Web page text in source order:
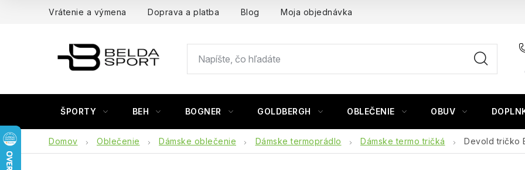
Vrátenie a výmena Doprava a platba Blog Moja objednávka
ŠPORTY BEH BOGNER GOLDBERGH OBLEČENIE OBUV
Domov Oblečenie Dámske oblečenie Dámske termoprádlo Dámske termo tričká Devold tričko